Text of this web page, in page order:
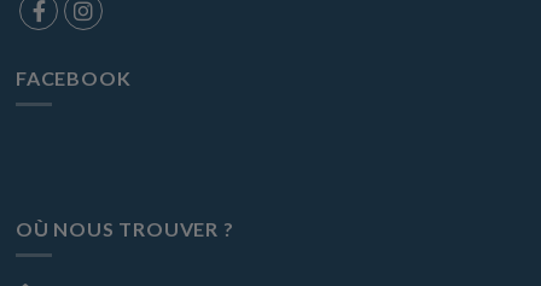
FACEBOOK
OÙ NOUS TROUVER ?